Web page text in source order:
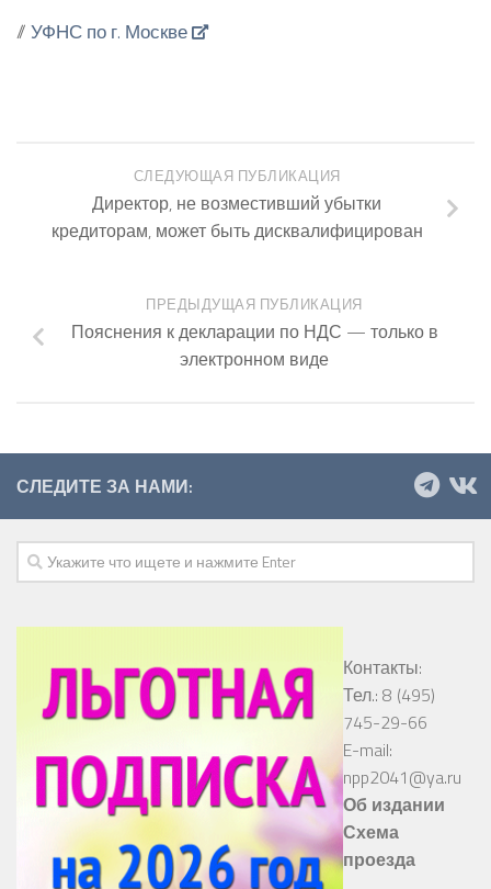
// УФНС по г. Москве
СЛЕДУЮЩАЯ ПУБЛИКАЦИЯ
Директор, не возместивший убытки
кредиторам, может быть дисквалифицирован
ПРЕДЫДУЩАЯ ПУБЛИКАЦИЯ
Пояснения к декларации по НДС — только в
электронном виде
СЛЕДИТЕ ЗА НАМИ:
Контакты:
Тел.: 8 (495)
745-29-66
E-mail:
npp2041@ya.ru
Об издании
Схема
проезда